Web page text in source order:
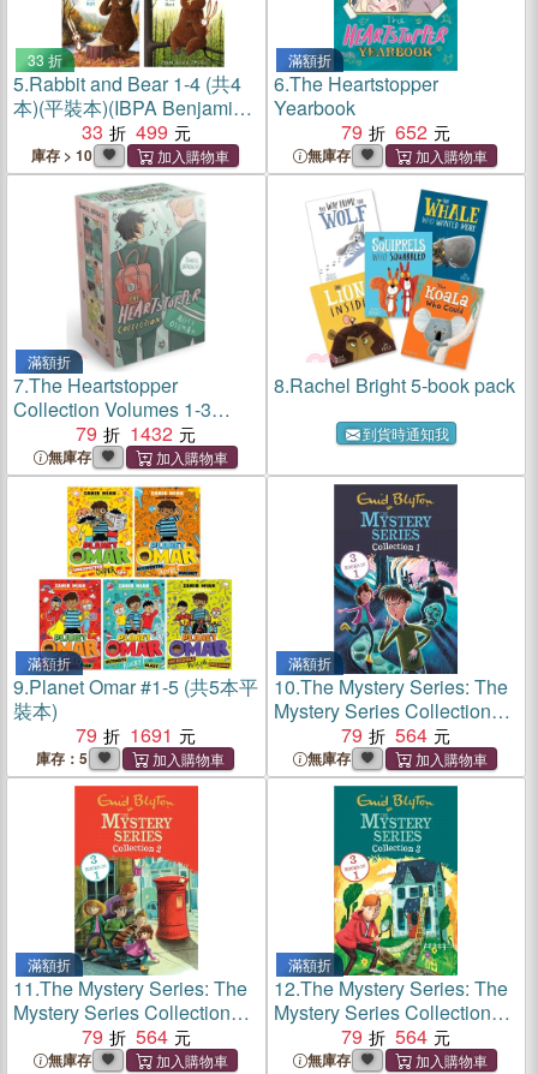
33 折
5.Rabbit and Bear 1-4 (共4
本)(平裝本)(IBPA Benjamin
Franklin Awards GOLD
Winner)
33 499
庫存 > 10
滿額折
6.The Heartstopper
Yearbook
79
652
無庫存
滿額折
7.The Heartstopper
Collection Volumes 1-3
(graphic novel)(英國版)
79 1432
無庫存
8.Rachel Bright 5-book pack
到貨時通知我
滿額折
9.Planet Omar #1-5 (共5本平
裝本)
79
1691
庫存：5
滿額折
10.The Mystery Series: The
Mystery Series Collection
1：Books 1-3
79 564
無庫存
滿額折
11.The Mystery Series: The
Mystery Series Collection
2：Books 4-6
79 564
無庫存
滿額折
12.The Mystery Series: The
Mystery Series Collection
3：Books 7-9
79 564
無庫存